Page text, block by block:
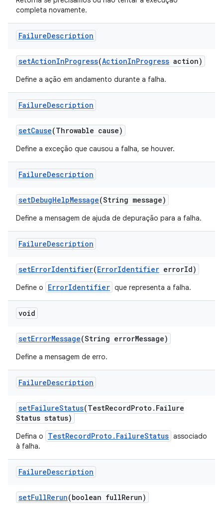
completa novamente.
FailureDescription
setActionInProgress(ActionInProgress action)
Define a ação em andamento durante a falha.
FailureDescription
setCause(Throwable cause)
Define a exceção que causou a falha, se houver.
FailureDescription
setDebugHelpMessage(String message)
Define a mensagem de ajuda de depuração para a falha.
FailureDescription
setErrorIdentifier(ErrorIdentifier errorId)
Define o ErrorIdentifier que representa a falha.
void
setErrorMessage(String errorMessage)
Define a mensagem de erro.
FailureDescription
setFailureStatus(TestRecordProto . Failure
Status status)
Defina o TestRecordProto.FailureStatus associado
à falha.
FailureDescription
setFullRerun(boolean fullRerun)